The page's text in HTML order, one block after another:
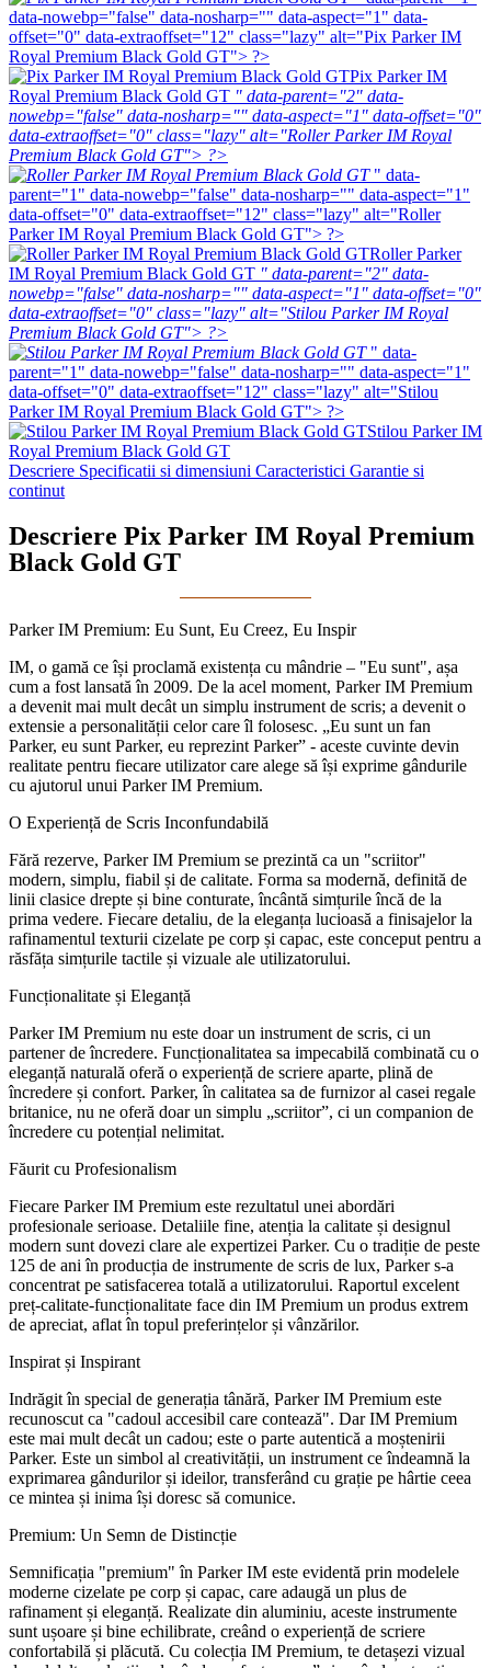
data-nowebp="false" data-nosharp="" data-aspect="1" data-
offset="0" data-extraoffset="12" class="lazy" alt="Pix Parker IM
Royal Premium Black Gold GT"> ?>
Pix Parker IM
Royal Premium Black Gold GT " data-parent="2" data-
nowebp="false" data-nosharp="" data-aspect="1" data-offset="0"
data-extraoffset="0" class="lazy" alt="Roller Parker IM Royal
Premium Black Gold GT"> ?>
" data-
parent="1" data-nowebp="false" data-nosharp="" data-aspect="1"
data-offset="0" data-extraoffset="12" class="lazy" alt="Roller
Parker IM Royal Premium Black Gold GT"> ?>
Roller Parker
IM Royal Premium Black Gold GT " data-parent="2" data-
nowebp="false" data-nosharp="" data-aspect="1" data-offset="0"
data-extraoffset="0" class="lazy" alt="Stilou Parker IM Royal
Premium Black Gold GT"> ?>
" data-
parent="1" data-nowebp="false" data-nosharp="" data-aspect="1"
data-offset="0" data-extraoffset="12" class="lazy" alt="Stilou
Parker IM Royal Premium Black Gold GT"> ?>
Stilou Parker IM
Royal Premium Black Gold GT
Descriere Specificatii si dimensiuni Caracteristici Garantie si
continut
Descriere Pix Parker IM Royal Premium
Black Gold GT
Parker IM Premium: Eu Sunt, Eu Creez, Eu Inspir
IM, o gamă ce își proclamă existența cu mândrie – "Eu sunt", așa
cum a fost lansată în 2009. De la acel moment, Parker IM Premium
a devenit mai mult decât un simplu instrument de scris; a devenit o
extensie a personalității celor care îl folosesc. „Eu sunt un fan
Parker, eu sunt Parker, eu reprezint Parker” - aceste cuvinte devin
realitate pentru fiecare utilizator care alege să își exprime gândurile
cu ajutorul unui Parker IM Premium.
O Experiență de Scris Inconfundabilă
Fără rezerve, Parker IM Premium se prezintă ca un "scriitor"
modern, simplu, fiabil și de calitate. Forma sa modernă, definită de
linii clasice drepte și bine conturate, încântă simțurile încă de la
prima vedere. Fiecare detaliu, de la eleganța lucioasă a finisajelor la
rafinamentul texturii cizelate pe corp și capac, este conceput pentru a
răsfăța simțurile tactile și vizuale ale utilizatorului.
Funcționalitate și Eleganță
Parker IM Premium nu este doar un instrument de scris, ci un
partener de încredere. Funcționalitatea sa impecabilă combinată cu o
eleganță naturală oferă o experiență de scriere aparte, plină de
încredere și confort. Parker, în calitatea sa de furnizor al casei regale
britanice, nu ne oferă doar un simplu „scriitor”, ci un companion de
încredere cu potențial nelimitat.
Făurit cu Profesionalism
Fiecare Parker IM Premium este rezultatul unei abordări
profesionale serioase. Detaliile fine, atenția la calitate și designul
modern sunt dovezi clare ale expertizei Parker. Cu o tradiție de peste
125 de ani în producția de instrumente de scris de lux, Parker s-a
concentrat pe satisfacerea totală a utilizatorului. Raportul excelent
preț-calitate-funcționalitate face din IM Premium un produs extrem
de apreciat, aflat în topul preferințelor și vânzărilor.
Inspirat și Inspirant
Indrăgit în special de generația tânără, Parker IM Premium este
recunoscut ca "cadoul accesibil care contează". Dar IM Premium
este mai mult decât un cadou; este o parte autentică a moștenirii
Parker. Este un simbol al creativității, un instrument ce îndeamnă la
exprimarea gândurilor și ideilor, transferând cu grație pe hârtie ceea
ce mintea și inima își doresc să comunice.
Premium: Un Semn de Distincție
Semnificația "premium" în Parker IM este evidentă prin modelele
moderne cizelate pe corp și capac, care adaugă un plus de
rafinament și eleganță. Realizate din aluminiu, aceste instrumente
sunt ușoare și bine echilibrate, creând o experiență de scriere
confortabilă și plăcută. Cu colecția IM Premium, te detașezi vizual